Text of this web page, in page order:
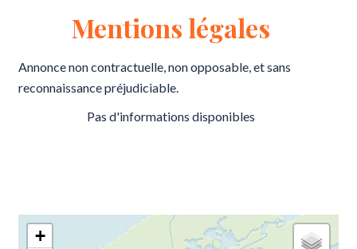
Mentions légales
Annonce non contractuelle, non opposable, et sans
reconnaissance préjudiciable.
Pas d'informations disponibles
+